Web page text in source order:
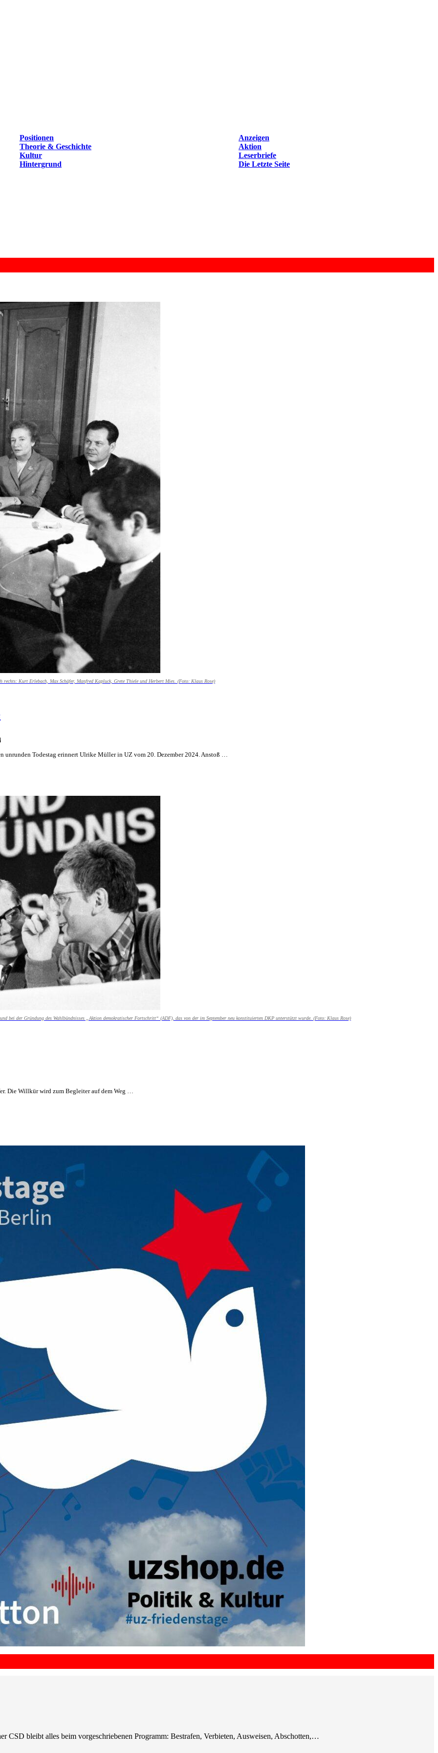
Positionen
Anzeigen
Theorie & Geschichte
Aktion
Kultur
Leserbriefe
Hintergrund Die Letzte Seite
Kurt Erlebach, Max Schäfer, Manfred Kapluck, Grete Thiele und Herbert Mies. (Foto: Klaus Rose)
unrunden Todestag erinnert Ulrike Müller in UZ vom 20. Dezember 2024. Anstoß …
bei der Gründung des Wahlbündnisses „Aktion demokratischer Fortschritt“ (ADF), das von der im September neu konstituierten DKP unterstützt wurde. (Foto: Klaus Rose)
Die Willkür wird zum Begleiter auf dem Weg …
CSD bleibt alles beim vorgeschriebenen Programm: Bestrafen, Verbieten, Ausweisen, Abschotten,…